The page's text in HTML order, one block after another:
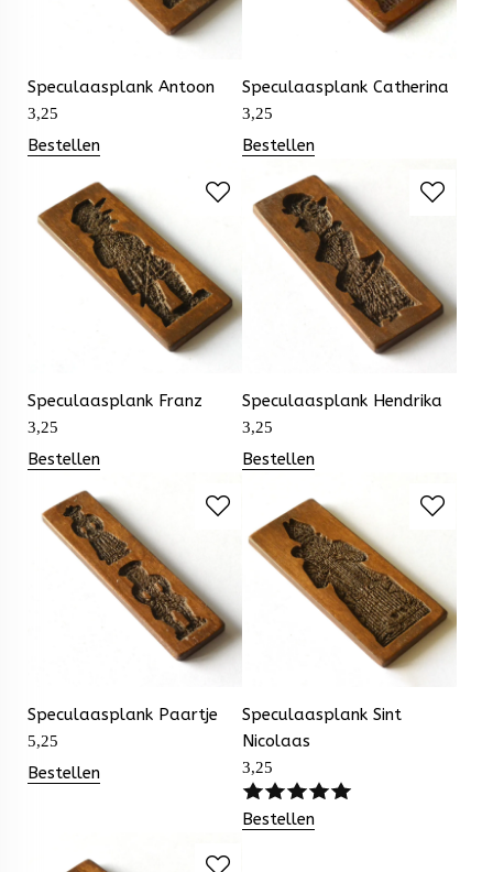
Speculaasplank Antoon
3,25
Bestellen
Speculaasplank Catherina
3,25
Bestellen
Speculaasplank Franz
3,25
Bestellen
Speculaasplank Hendrika
3,25
Bestellen
Speculaasplank Paartje
5,25
Bestellen
Speculaasplank Sint
Nicolaas
3,25
Bestellen